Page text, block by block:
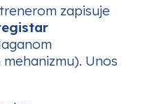
zapisuje
Unos